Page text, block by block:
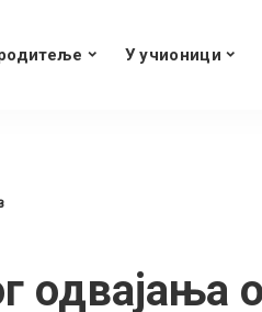
У учионици
одвајања